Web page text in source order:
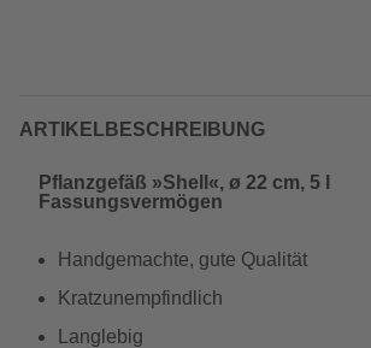
ARTIKELBESCHREIBUNG
Pflanzgefäß »Shell«, ø 22 cm, 5 l
Fassungsvermögen
Handgemachte, gute Qualität
Kratzunempfindlich
Langlebig